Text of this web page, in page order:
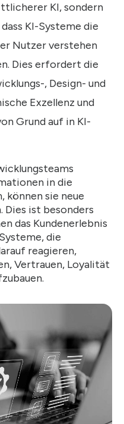
KI, sondern
KI-Systeme die
Nutzer verstehen
Dies erfordert die
, Design- und
Exzellenz und
Grund auf in KI-
in die
können sie neue
Dies ist besonders
das Kundenerlebnis
die
reagieren,
Vertrauen, Loyalität